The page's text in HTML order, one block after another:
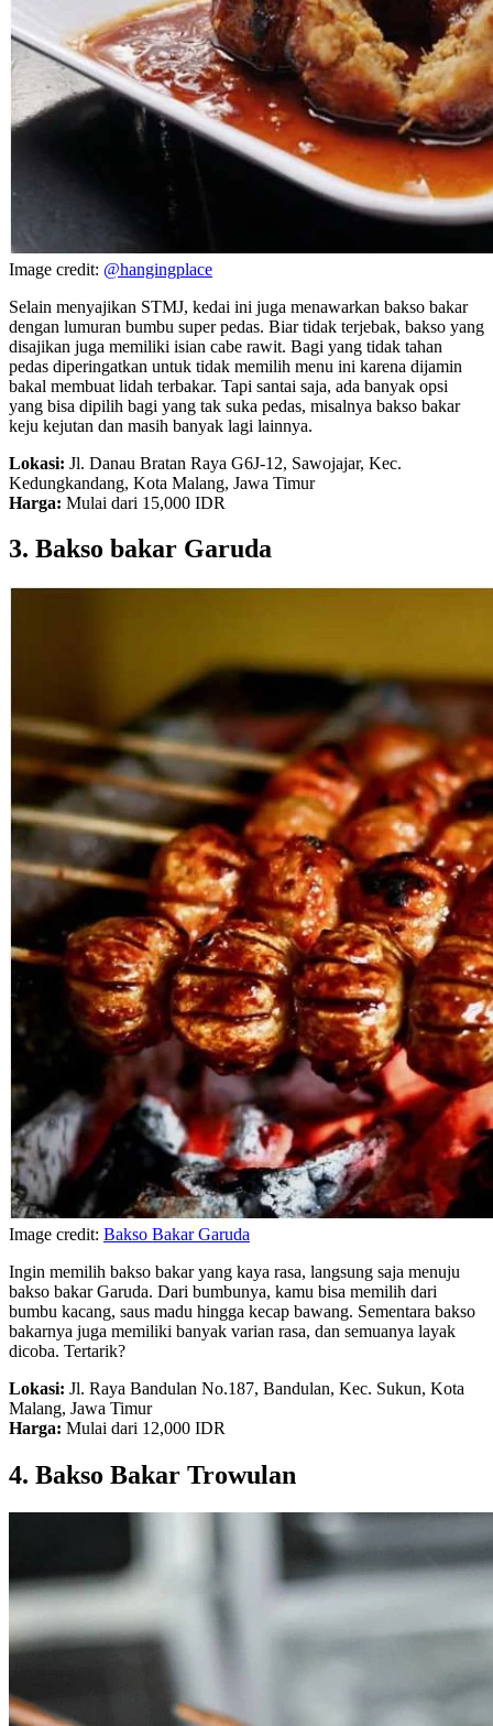
Image credit: @hangingplace
Selain menyajikan STMJ, kedai ini juga menawarkan bakso bakar
dengan lumuran bumbu super pedas. Biar tidak terjebak, bakso yang
disajikan juga memiliki isian cabe rawit. Bagi yang tidak tahan
pedas diperingatkan untuk tidak memilih menu ini karena dijamin
bakal membuat lidah terbakar. Tapi santai saja, ada banyak opsi
yang bisa dipilih bagi yang tak suka pedas, misalnya bakso bakar
keju kejutan dan masih banyak lagi lainnya.
Lokasi: Jl. Danau Bratan Raya G6J-12, Sawojajar, Kec.
Kedungkandang, Kota Malang, Jawa Timur
Harga: Mulai dari 15,000 IDR
3. Bakso bakar Garuda
Image credit: Bakso Bakar Garuda
Ingin memilih bakso bakar yang kaya rasa, langsung saja menuju
bakso bakar Garuda. Dari bumbunya, kamu bisa memilih dari
bumbu kacang, saus madu hingga kecap bawang. Sementara bakso
bakarnya juga memiliki banyak varian rasa, dan semuanya layak
dicoba. Tertarik?
Lokasi: Jl. Raya Bandulan No.187, Bandulan, Kec. Sukun, Kota
Malang, Jawa Timur
Harga: Mulai dari 12,000 IDR
4. Bakso Bakar Trowulan